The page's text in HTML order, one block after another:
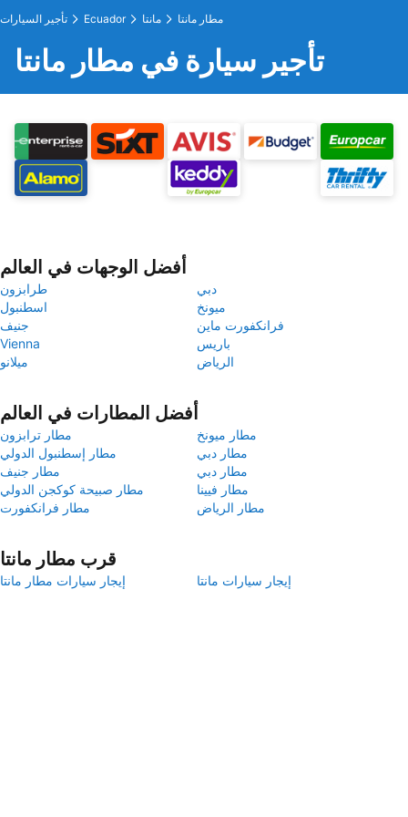
تأجير السيارات Ecuador مانتا مطار مانتا
تأجير سيارة في مطار مانتا
أفضل الوجهات في العالم
طرابزون
دبي
اسطنبول
ميونخ
جنيف
فرانكفورت ماين
Vienna
باريس
ميلانو
الرياض
أفضل المطارات في العالم
مطار ترابزون
مطار ميونخ
مطار إسطنبول الدولي
مطار دبي
مطار جنيف
مطار دبي
مطار صبيحة كوكجن الدولي
مطار فيينا
مطار فرانكفورت
مطار الرياض
قرب مطار مانتا
إيجار سيارات مطار مانتا إيجار سيارات مانتا